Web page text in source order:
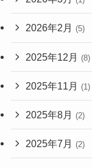
2026年2月 (5)
2025年12月 (8)
2025年11月 (1)
2025年8月 (2)
2025年7月 (2)